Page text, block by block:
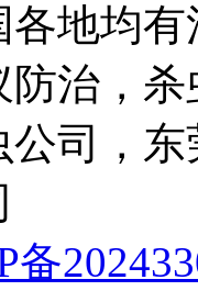
地均
治，
公司，
备